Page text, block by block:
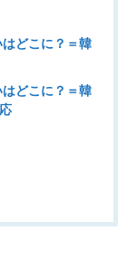
どこに？＝韓
どこに？＝韓